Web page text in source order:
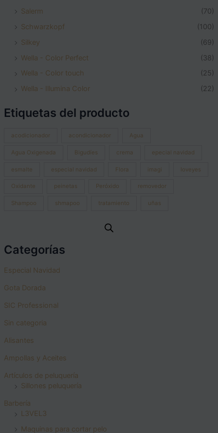
Salerm
(70)
Schwarzkopf
(100)
Silkey
(69)
Wella - Color Perfect
(38)
Wella - Color touch
(25)
Wella - Illumina Color
(22)
Etiquetas del producto
acodicionador acondicionador Agua
Agua Oxigenada Bigudíes crema epecial navidad
esmalte especial navidad Flora imagi loveyes
Oxidante peinetas Peróxido removedor
Shampoo shmapoo tratamiento uñas
Categorías
Especial Navidad
Gota Dorada
SIC Professional
Sin categoria
Alisantes
Ampollas y Aceites
Artículos de peluquería
Sillones peluquería
Barbería
L3VEL3
Maquinas para cortar pelo